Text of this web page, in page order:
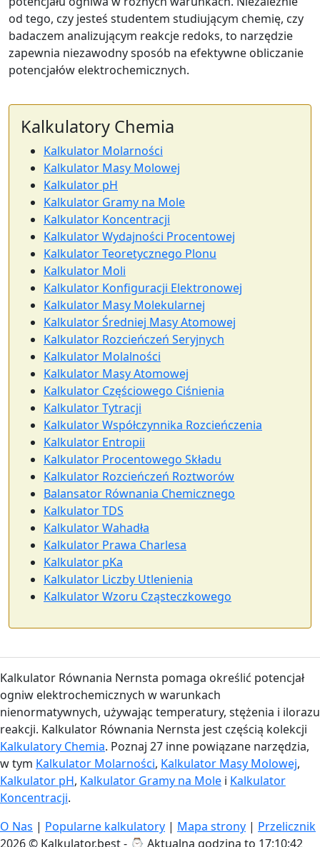
od tego, czy jesteś studentem studiującym chemię, czy
badaczem analizującym reakcje redoks, to narzędzie
zapewnia niezawodny sposób na efektywne obliczanie
potencjałów elektrochemicznych.
Kalkulatory Chemia
Kalkulator Molarności
Kalkulator Masy Molowej
Kalkulator pH
Kalkulator Gramy na Mole
Kalkulator Koncentracji
Kalkulator Wydajności Procentowej
Kalkulator Teoretycznego Plonu
Kalkulator Moli
Kalkulator Konfiguracji Elektronowej
Kalkulator Masy Molekularnej
Kalkulator Średniej Masy Atomowej
Kalkulator Rozcieńczeń Seryjnych
Kalkulator Molalności
Kalkulator Masy Atomowej
Kalkulator Częściowego Ciśnienia
Kalkulator Tytracji
Kalkulator Współczynnika Rozcieńczenia
Kalkulator Entropii
Kalkulator Procentowego Składu
Kalkulator Rozcieńczeń Roztworów
Balansator Równania Chemicznego
Kalkulator TDS
Kalkulator Wahadła
Kalkulator Prawa Charlesa
Kalkulator pKa
Kalkulator Liczby Utlenienia
Kalkulator Wzoru Cząsteczkowego
Kalkulator Równania Nernsta pomaga określić potencjał
ogniw elektrochemicznych w warunkach
nienormatywnych, używając temperatury, stężenia i ilorazu
reakcji. Kalkulator Równania Nernsta jest częścią kolekcji
Kalkulatory Chemia. Poznaj 27 inne powiązane narzędzia,
w tym Kalkulator Molarności, Kalkulator Masy Molowej,
Kalkulator pH, Kalkulator Gramy na Mole i Kalkulator
Koncentracji.
O Nas | Popularne kalkulatory | Mapa strony | Przelicznik
2026 © Kalkulator.best - ⌚ Aktualna godzina to 17:10:43